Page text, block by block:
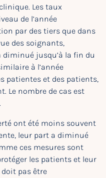
Les taux
de l’année
par des tiers que dans
des soignants,
diminué jusqu’à la fin du
à l’année
patientes et des patients,
Le nombre de cas est
ont été moins souvent
leur part a diminué
ces mesures sont
les patients et leur
pas être